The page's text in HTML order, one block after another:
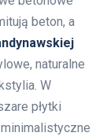
beton, a
naturalne
W
płytki